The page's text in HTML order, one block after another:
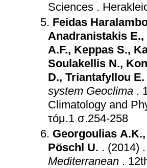
Sciences .
Feidas
Anadranistakis E.,
A.F., Keppas S.,
Soulakellis N.,
D., Triantafyllou E.
system Geoclima .
Climatology and
τόμ.1 σ.254-258
Georgoulias A.K.
Pöschl U. . (2014)
Mediterranean .